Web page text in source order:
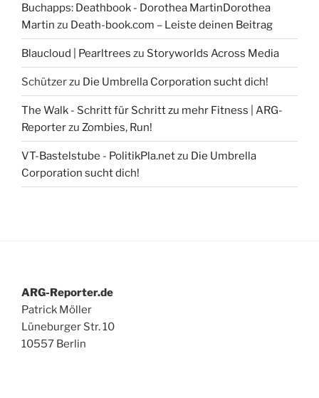
Buchapps: Deathbook - Dorothea MartinDorothea
Martin zu Death-book.com – Leiste deinen Beitrag
Blaucloud | Pearltrees zu Storyworlds Across Media
Schützerzu Die Umbrella Corporation sucht dich!
The Walk - Schritt für Schritt zu mehr Fitness | ARG-
Reporterzu Zombies, Run!
VT-Bastelstube - PolitikPla.netzu Die Umbrella
Corporation sucht dich!
ARG-Reporter.de
Patrick Möller
Lüneburger Str. 10
10557 Berlin